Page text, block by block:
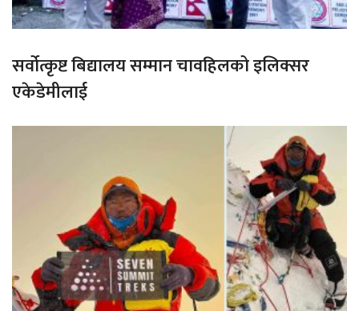
सर्वोत्कृष्ट बिद्यालय सम्मान चावहिलको इलिक्सर
एकेडेमीलाई